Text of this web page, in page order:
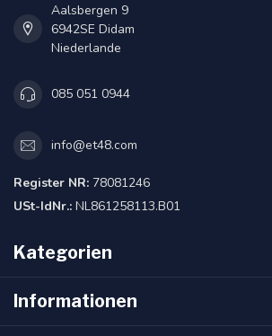
Aalsbergen 9
6942SE Didam
Niederlande
085 051 0944
info@et48.com
Register NR: 78081246
USt-IdNr.: NL861258113.B01
Kategorien
Informationen